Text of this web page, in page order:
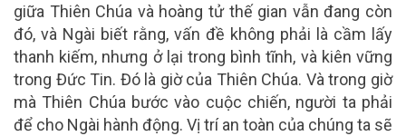
giữa Thiên Chúa và hoàng tử thế gian vẫn đang còn
đó, và Ngài biết rằng, vấn đề không phải là cầm lấy
thanh kiếm, nhưng ở lại trong bình tĩnh, và kiên vững
trong Đức Tin. Đó là giờ của Thiên Chúa. Và trong giờ
mà Thiên Chúa bước vào cuộc chiến, người ta phải
để cho Ngài hành động. Vị trí an toàn của chúng ta sẽ